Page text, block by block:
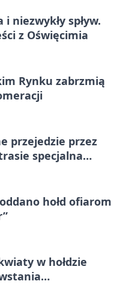
niezwykły spływ.
z Oświęcimia
Rynku zabrzmią
przejedzie przez
specjalna
hołd ofiarom
w hołdzie